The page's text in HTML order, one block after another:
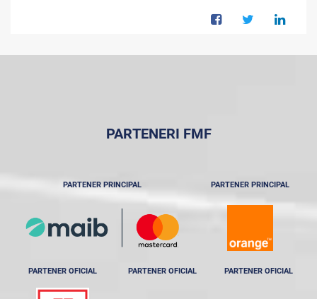
PARTENERI FMF
PARTENER PRINCIPAL PARTENER PRINCIPAL
PARTENER OFICIAL PARTENER OFICIAL PARTENER OFICIAL